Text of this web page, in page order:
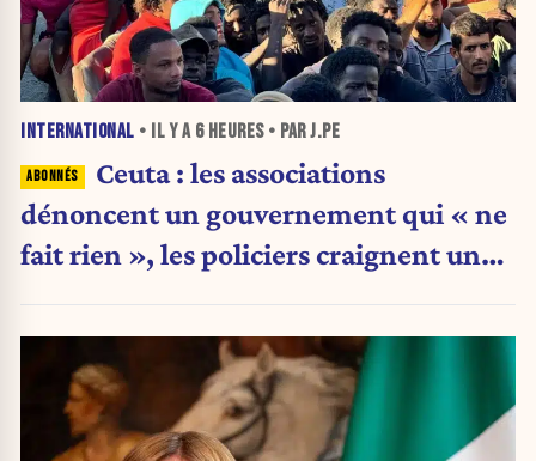
INTERNATIONAL • IL Y A 6 HEURES• PAR J.PE
Ceuta : les associations
dénoncent un gouvernement qui « ne
fait rien », les policiers craignent une